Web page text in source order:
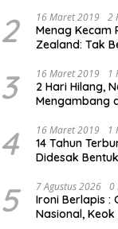
2 16 Maret 2019 2
Menag Kecam
Zealand: Tak
3 16 Maret 2019 1
2 Hari Hilang,
Mengambang
4 16 Maret 2019 1
14 Tahun
Didesak
5 7 Agustus 2026 0
Ironi Berlapis :
Nasional, Keok